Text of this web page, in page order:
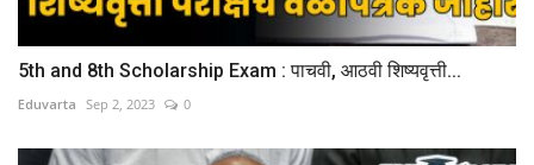
5th and 8th Scholarship Exam : पाचवी, आठवी शिष्यवृत्ती...
Eduvarta Sep 2, 2023 0